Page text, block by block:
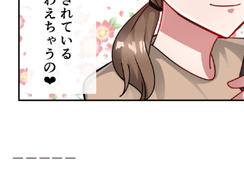
ーーーーー